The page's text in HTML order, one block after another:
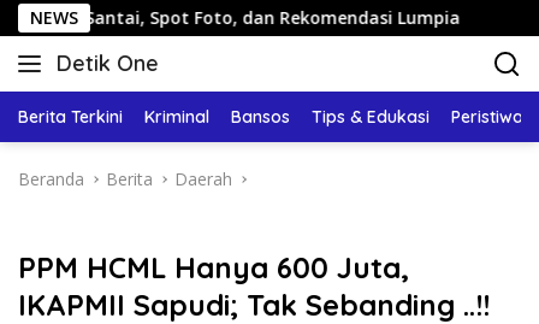
Langsung
ke
konten
NEWS
Spot Foto, dan Rekomendasi Lumpia Panduan
Detik One
Tajam
Fakta
Berita Terkini Kriminal Bansos Tips & Edukasi Peristiwa
Beranda Berita Daerah
PPM HCML Hanya 600 Juta,
IKAPMII Sapudi; Tak Sebanding ..!!